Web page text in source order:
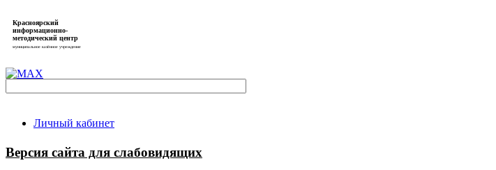
Красноярский
информационно-
методический центр
муниципальное казённое учреждение
Личный кабинет
Версия сайта для слабовидящих